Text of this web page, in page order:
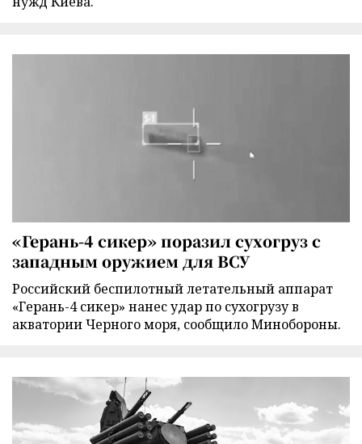
«Герань-4 сикер» поразил сухогруз с
западным оружием для ВСУ
Российский беспилотный летательный аппарат
«Герань-4 сикер» нанес удар по сухогрузу в
акватории Черного моря, сообщило Минобороны.